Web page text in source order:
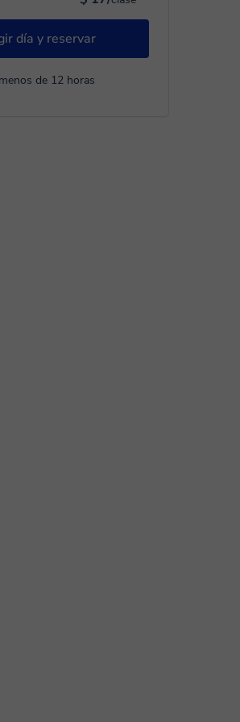
día y reservar
de 12 horas